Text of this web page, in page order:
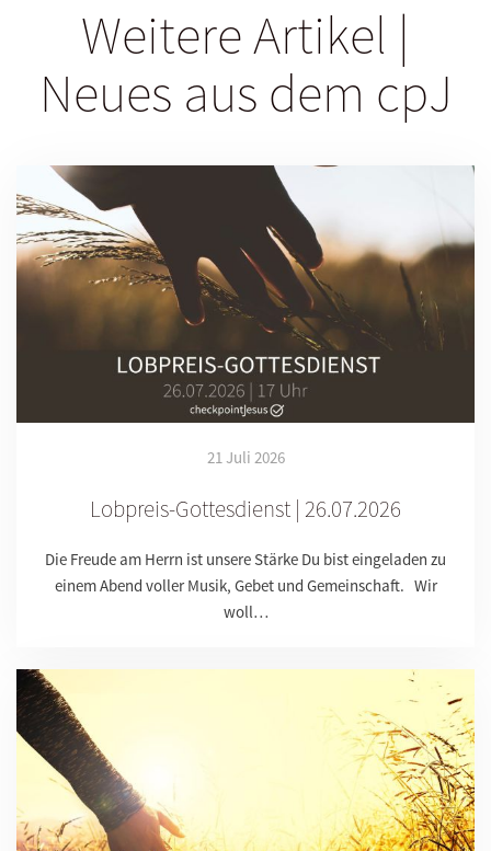
Weitere Artikel |
Neues aus dem cpJ
21 Juli 2026
Lobpreis-Gottesdienst | 26.07.2026
Die Freude am Herrn ist unsere Stärke Du bist eingeladen zu
einem Abend voller Musik, Gebet und Gemeinschaft. Wir
woll…